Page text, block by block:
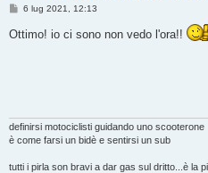
M
s
s
6 lug 2021, 12:13
Ottimo! io ci sono non vedo l'ora!!
definirsi motociclisti guidando uno scooterone
è come farsi un bidè e sentirsi un sub
tutti i pirla son bravi a dar gas sul dritto...è la